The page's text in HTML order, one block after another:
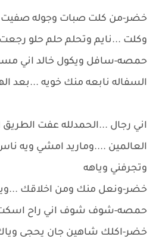
خضر-من كلت صبات وجوله صفيت
وكلت ...نايم وتحلم حلم حلو رجعت
حمصه-سافل ويكول خالد اني
السفاله نابعه منك خويه ...بعد
اني رجال ...الحمدلله عفت
العالمين ....وماريد امشي ويه
وتجرفني وياهه
خضر-ونعل منك ومن اخلاقك
حمصه-شوف شوف اني راح اسكت
خضر-اكلك شاهين جان يحجي